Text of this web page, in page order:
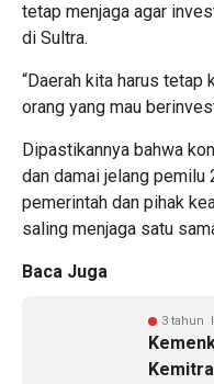
tetap menjaga agar
di Sultra.
“Daerah kita harus
orang yang mau
Dipastikannya bahwa
dan damai jelang pemilu
pemerintah dan pihak
saling menjaga satu
Baca Juga
3 tahun